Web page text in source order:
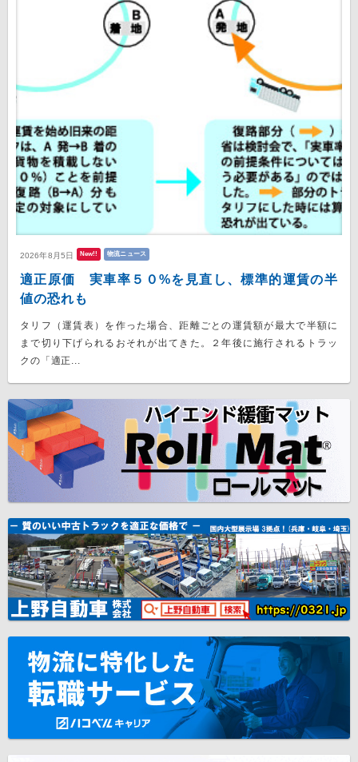
2026年8月5日 New!! 物流ニュース
適正原価 実車率５０%を見直し、標準的運賃の半
値の恐れも
タリフ（運賃表）を作った場合、距離ごとの運賃額が最大で半額に
まで切り下げられるおそれが出てきた。２年後に施行されるトラッ
クの「適正...